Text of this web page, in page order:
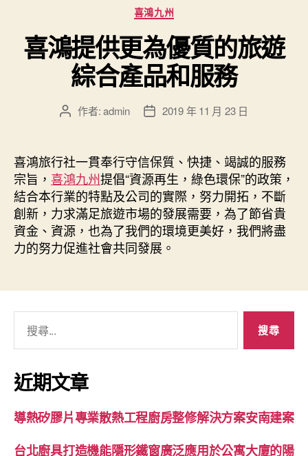
分
類
喜鴻九州
喜鴻提供更為優質的旅遊
綜合產品和服務
文
者
作者:admin
文
佈
日
期
2019 年 11 月 23 日
喜鴻旅行社一貫奉行守信保質、快捷、竭誠的服務
宗旨， 喜鴻九州提倡“資源再生，綠色環保”的政策，
結合本行業的特點及公司的實際，努力開拓，不斷
創新，力求滿足旅遊市場的發展需要，為了節省貴
資金、資源，也為了我們的環境更美好，我們將盡
力的努力促進社會共同發展。
關
鍵
字:
近期文章
導熱矽膠片專業散熱工程廚房整修解決方案安南建案
台北廚具打造機能隱形鐵窗廣泛應用於公寓大廈的陽